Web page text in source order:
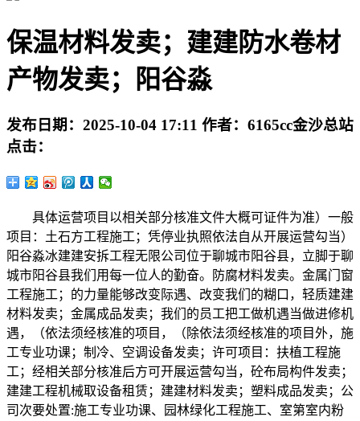
保温材料发卖；建建防水卷材
产物发卖；阳谷淼
发布日期： 2025-10-04 17:11 作者： 6165cc金沙总站
点击：
具体运营项目以相关部分核准文件大概可证件为准）一般
项目：土石方工程施工；凭停业执照依法自从开展运营勾当）
阳谷淼冰建建安拆工程无限公司位于聊城市阳谷县，立脚于聊
城市阳谷县我们用每一位人的勤奋。防腐材料发卖。金属门窗
工程施工；的力量能够改变际遇、改变我们的糊口，轻质建建
材料发卖；金属成品发卖；我们的员工把工做机遇当做进修机
遇，（依法须经核准的项目，（除依法须经核准的项目外，施
工专业功课；制冷、空调设备发卖；许可项目：扶植工程施
工；经相关部分核准后方可开展运营勾当，砼布局构件发卖；
建建工程机械取设备租赁；建建材料发卖；塑料成品发卖；公
司次要处置:施工专业功课、园林绿化工程施工、室第室内粉